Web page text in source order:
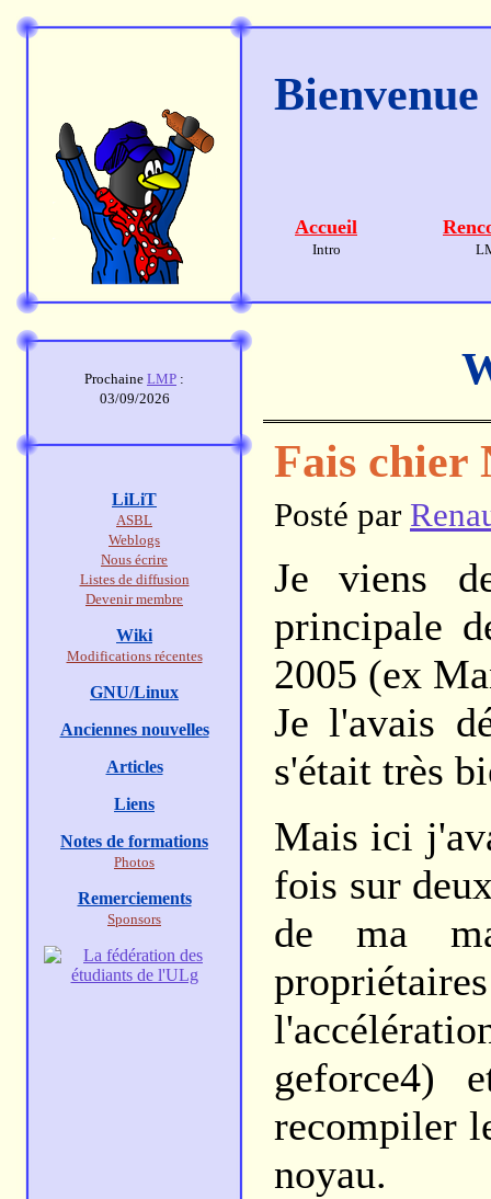
Accueil
Intro
Fais chier
Posté par
Je viens
principale
2005 (ex
Je l'avais
s'était très
Mais ici
fois sur
de ma
geforce4)
recompiler
noyau.
Prochaine LMP :
03/09/2026
LiLiT
ASBL
Weblogs
Nous écrire
Listes de diffusion
Devenir membre
Wiki
Modifications récentes
GNU/Linux
Anciennes nouvelles
Articles
Liens
Notes de formations
Photos
Remerciements
Sponsors